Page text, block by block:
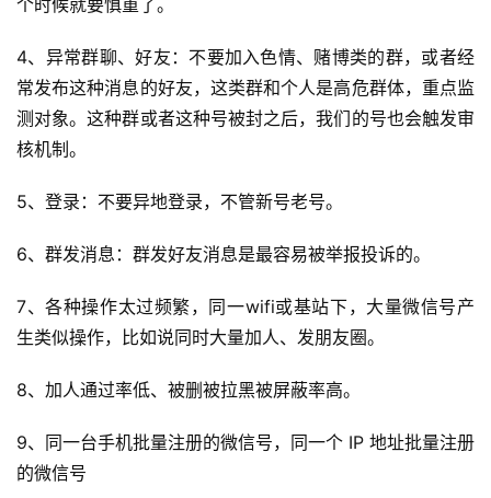
营
科
创
业
源
员
专
4、异常群聊、好友：不要加入色情、赌博类的群，或者经
常发布这种消息的好友，这类群和个人是高危群体，重点监
测对象。这种群或者这种号被封之后，我们的号也会触发审
核机制。
5、登录：不要异地登录，不管新号老号。
6、群发消息：群发好友消息是最容易被举报投诉的。
7、各种操作太过频繁，同一wifi或基站下，大量微信号产
生类似操作，比如说同时大量加人、发朋友圈。
8、加人通过率低、被删被拉黑被屏蔽率高。
9、同一台手机批量注册的微信号，同一个 IP 地址批量注册
的微信号